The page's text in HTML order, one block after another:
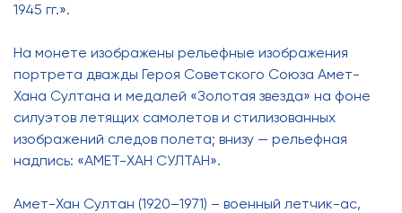
1945 гг.».
На монете изображены рельефные изображения
портрета дважды Героя Советского Союза Амет-
Хана Султана и медалей «Золотая звезда» на фоне
силуэтов летящих самолетов и стилизованных
изображений следов полета; внизу — рельефная
надпись: «АМЕТ-ХАН СУЛТАН».
Амет-Хан Султан (1920–1971) – военный летчик-ас,